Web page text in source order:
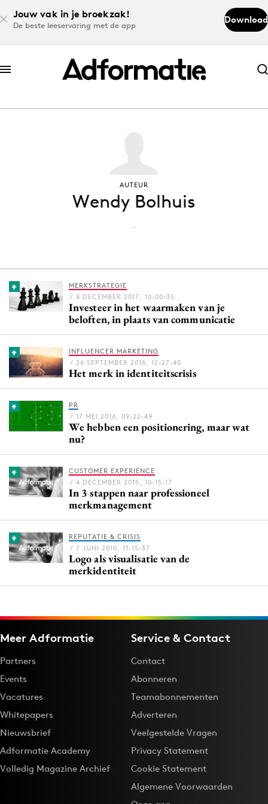
Jouw vak in je broekzak!
De beste leeservaring met de app
Download
Abonneer nu
Abonneer nu
Download de app
Volg het laatste nieuws via de Adformatie
Menu
9 sept: GenAI-training
12 nov: MarketingLive!
Events
Opleidingen
Academy
Partners
Artificial Intelligence
Bureaus
Campagnes
Carriere
Craft
Customer Experience
Data & Insights
Design
Digital transformation
Diversiteit
Effectiviteit
Gedragsverandering
Influencer marketing
AUTEUR
Wendy Bolhuis
-
MERKSTRATEGIE
/ 8 DECEMBER 2017, 10:00:35
Investeer in het waarmaken van je
beloften, in plaats van communicatie
INFLUENCER MARKETING
/ 26 SEPTEMBER 2016, 12:27:40
Het merk in identiteitscrisis
PR
/ 17 MEI 2016, 09:22:49
We hebben een positionering, maar wat
nu?
CUSTOMER EXPERIENCE
/ 4 DECEMBER 2015, 10:15:17
In 3 stappen naar professioneel
merkmanagement
REPUTATIE & CRISIS
/ 7 JUNI 2010, 11:15:37
Logo als visualisatie van de
merkidentiteit
Meer Adformatie
Partners
Events
Vacatures
Whitepapers
Nieuwsbrief
Adformatie Academy
Volledig Magazine Archief
Service & Contact
Contact
Abonneren
Teamabonnementen
Adverteren
Veelgestelde Vragen
Privacy Statement
Cookie Statement
Algemene Voorwaarden